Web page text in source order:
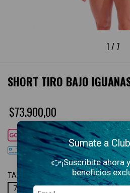
1 / 7
SHORT TIRO BAJO
$73.900,00
Cuotas SIN interés conDÉBITO
cuotas sin interésde
TALLE:
75F
80F 85F 90F
Sumate a
👉¡Suscribite ahora
beneficios